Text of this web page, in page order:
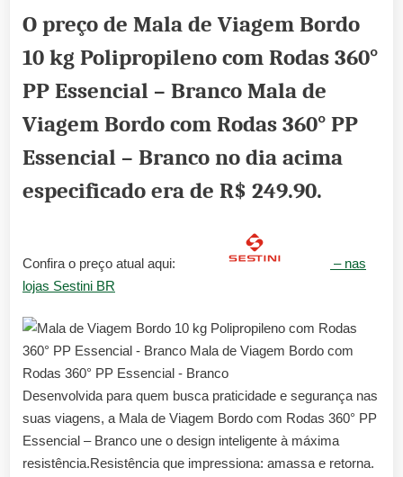
O preço de Mala de Viagem Bordo
10 kg Polipropileno com Rodas 360°
PP Essencial – Branco Mala de
Viagem Bordo com Rodas 360° PP
Essencial – Branco no dia acima
especificado era de R$ 249.90.
Confira o preço atual aqui:
– nas
lojas Sestini BR
Desenvolvida para quem busca praticidade e segurança nas
suas viagens, a Mala de Viagem Bordo com Rodas 360° PP
Essencial – Branco une o design inteligente à máxima
resistência.Resistência que impressiona: amassa e retorna.